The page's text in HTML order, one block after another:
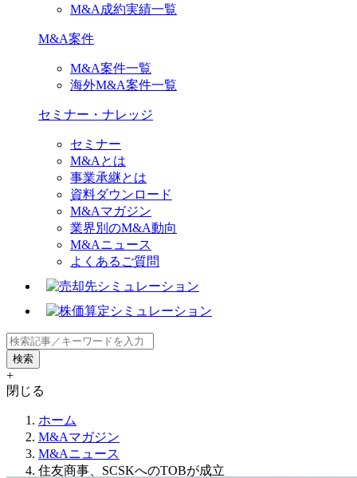
M&A成約実績一覧
M&A案件
M&A案件一覧
海外M&A案件一覧
セミナー・ナレッジ
セミナー
M&Aとは
事業承継とは
資料ダウンロード
M&Aマガジン
業界別のM&A動向
M&Aニュース
よくあるご質問
+
閉じる
ホーム
M&Aマガジン
M&Aニュース
住友商事、SCSKへのTOBが成立